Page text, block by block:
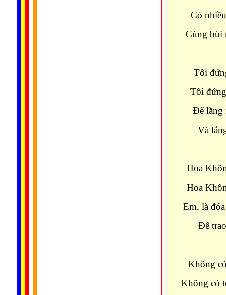
Có
Cùng bùi
Tôi
Tôi
Ðể lắng
Và
Hoa
Hoa
Em, là
Ðể
Không
Không có